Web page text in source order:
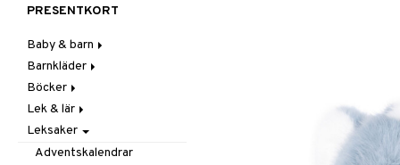
PRESENTKORT
Baby & barn
Accessoarer
För håret
Hattar & Mössor
Övrigt
Plånböcker
Aktivitet
Babygym
Babysitters
Bit & Skallra
Äta
Barnservis
Haklappar
Badrockar & Handdukar
Barnvagnstillbehör
Barnkläder
Accessoarer
Kepsar & Solhattar
Badkläder & UV-kläder
Klänningar
Nederdelar
Böcker
Dagböcker
Läs & Lär
Målarböcker
Lek & lär
Experiment
Inlärningsspel
Leksaker
Adventskalendrar